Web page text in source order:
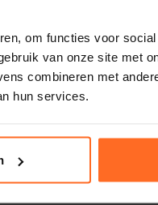
om functies voor
van onze site met
combineren met
hun services.
Scotch & Soda
Overshirt Zwart